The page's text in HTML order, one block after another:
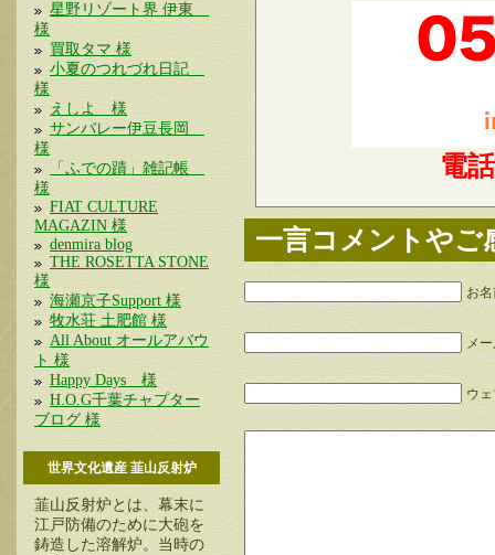
星野リゾート界 伊東
様
買取タマ 様
小夏のつれづれ日記
様
えしよ 様
サンバレー伊豆長岡
様
「ふでの蹟」雑記帳
様
FIAT CULTURE
MAGAZIN 様
denmira blog
THE ROSETTA STONE
様
海瀬京子Support 様
牧水荘 土肥館 様
All About オールアバウ
ト 様
Happy Days 様
H.O.G千葉チャプター
ブログ 様
世界文化遺産 韮山反射炉
韮山反射炉とは、幕末に
江戸防備のために大砲を
鋳造した溶解炉。当時の
電話
一言コメントやご
お
メ
ウ